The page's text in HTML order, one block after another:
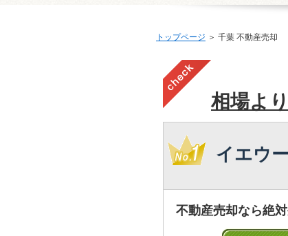
トップページ ＞ 千葉 不動産売却
相場よ
イエウ
不動産売却なら絶